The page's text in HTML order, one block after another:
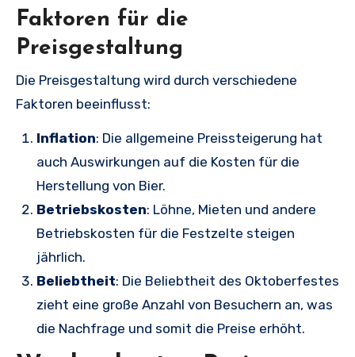
Faktoren für die
Preisgestaltung
Die Preisgestaltung wird durch verschiedene
Faktoren beeinflusst:
Inflation: Die allgemeine Preissteigerung hat
auch Auswirkungen auf die Kosten für die
Herstellung von Bier.
Betriebskosten: Löhne, Mieten und andere
Betriebskosten für die Festzelte steigen
jährlich.
Beliebtheit: Die Beliebtheit des Oktoberfestes
zieht eine große Anzahl von Besuchern an, was
die Nachfrage und somit die Preise erhöht.